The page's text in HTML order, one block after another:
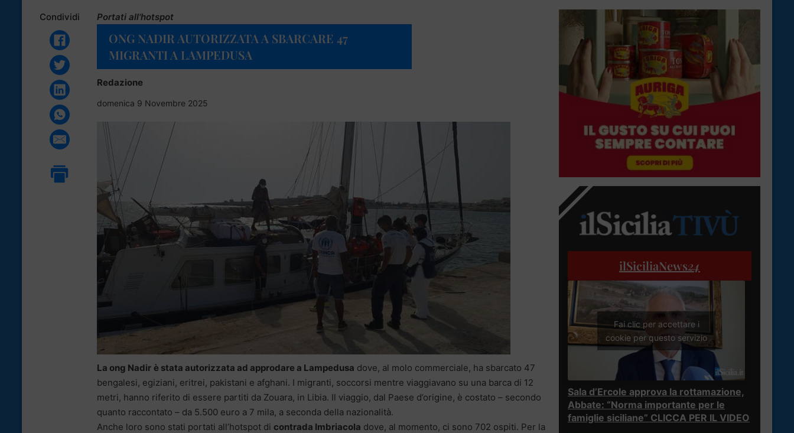
Condividi Portati all'hotspot
ONG NADIR AUTORIZZATA A SBARCARE 47
MIGRANTI A LAMPEDUSA
Redazione
domenica 9 Novembre 2025
La ong Nadir è stata autorizzata ad approdare a Lampedusa dove, al molo commerciale, ha sbarcato 47
bengalesi, egiziani, eritrei, pakistani e afghani. I migranti, soccorsi mentre viaggiavano su una barca di 12
metri, hanno riferito di essere partiti da Zouara, in Libia. Il viaggio, dal Paese d’origine, è costato – secondo
quanto raccontato – da 5.500 euro a 7 mila, a seconda della nazionalità.
Anche loro sono stati portati all’hotspot di contrada Imbriacola dove, al momento, ci sono 702 ospiti. Per la
ilSiciliaNews24
Fai clic per accettare i
cookie per questo servizio
Sala d’Ercole approva la rottamazione,
Abbate: “Norma importante per le
famiglie siciliane” CLICCA PER IL VIDEO